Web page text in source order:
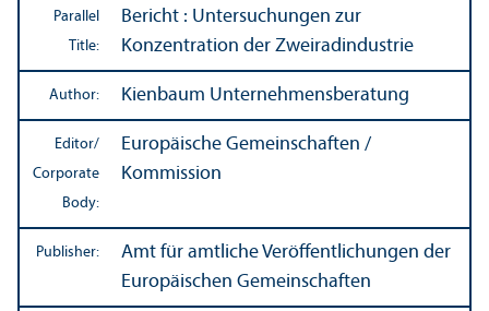
Parallel
Title:
Bericht : Untersuchungen zur
Konzentration der Zweiradindustrie
Author: Kienbaum Unternehmensberatung
Editor/
Corporate
Body:
Europäische Gemeinschaften /
Kommission
Publisher:
Amt für amtliche Veröffentlichungen der
Europäischen Gemeinschaften